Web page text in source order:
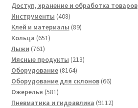
товаров
Доступ, хранение и обработка товаров
Инструменты 408408
товаров
Клей и материалы 8989
Кольца 651651
Лыжи 761761
товар
Мясные продукты 213213
Оборудование 81648164
товара
Оборудование для склонов 6666
Ожерелья 581581
товар
Пневматика и гидравлика 91129112